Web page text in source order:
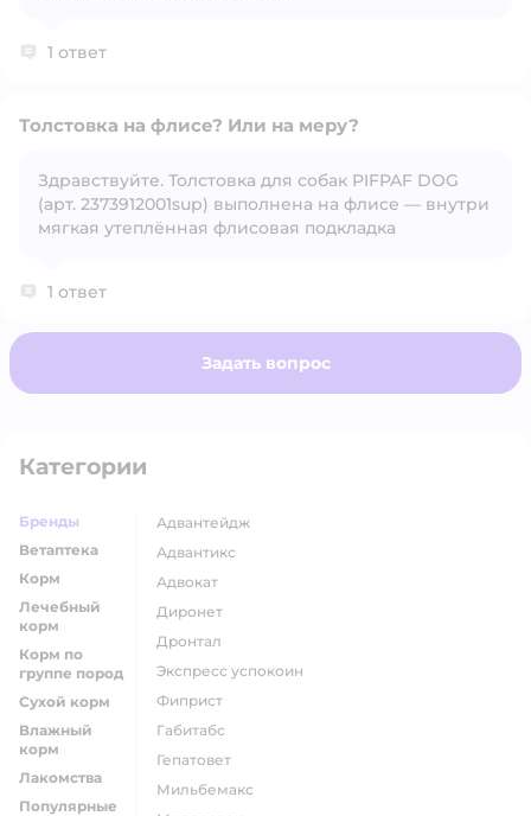
1 ответ
Открыть вопрос
Толстовка на флисе? Или на меру?
Здравствуйте. Толстовка для собак PIFPAF DOG
(арт. 2373912001sup) выполнена на флисе — внутри
мягкая утеплённая флисовая подкладка
1 ответ
Задать вопрос
Категории
Бренды
Ветаптека
Корм
Лечебный
корм
Корм по
группе пород
Сухой корм
Влажный
корм
Лакомства
Популярные
адвантейдж
адвантикс
адвокат
диронет
дронтал
экспресс успокоин
фиприст
габитабс
гепатовет
мильбемакс